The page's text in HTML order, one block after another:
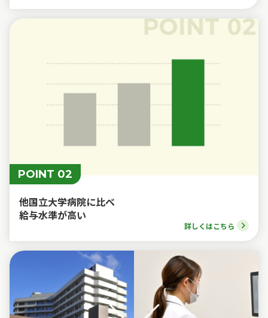
POINT 02
他国立大学病院に比べ
給与水準が高い
詳しくはこちら